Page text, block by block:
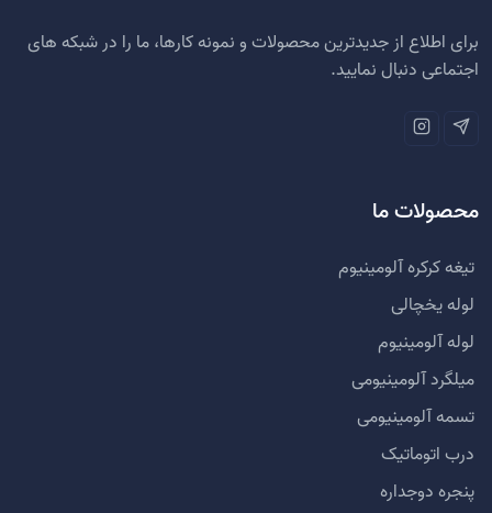
برای اطلاع از جدیدترین محصولات و نمونه کارها، ما را در شبکه های
اجتماعی دنبال نمایید.
محصولات ما
تیغه کرکره آلومینیوم
لوله یخچالی
لوله آلومینیوم
میلگرد آلومینیومی
تسمه آلومینیومی
درب اتوماتیک
پنجره دوجداره